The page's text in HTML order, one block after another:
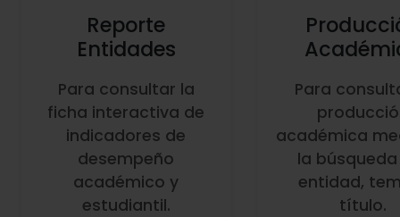
Reporte
Entidades
Para consultar la
ficha interactiva de
indicadores de
desempeño
académico y
estudiantil.
Para
académica
la
entidad,
título.